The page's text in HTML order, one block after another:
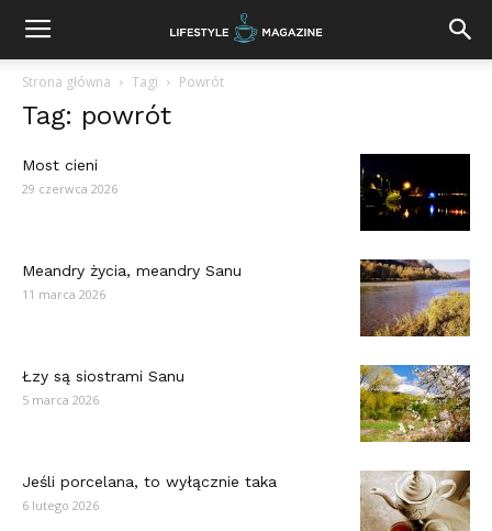
Strona główna Tagi Powrót
Tag: powrót
Most cieni
29 czerwca 2026
Meandry życia, meandry Sanu
11 marca 2026
Łzy są siostrami Sanu
5 marca 2026
Jeśli porcelana, to wyłącznie taka
6 lutego 2026